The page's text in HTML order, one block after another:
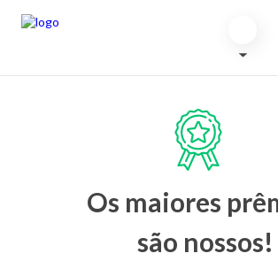
Os maiores
são nossos!